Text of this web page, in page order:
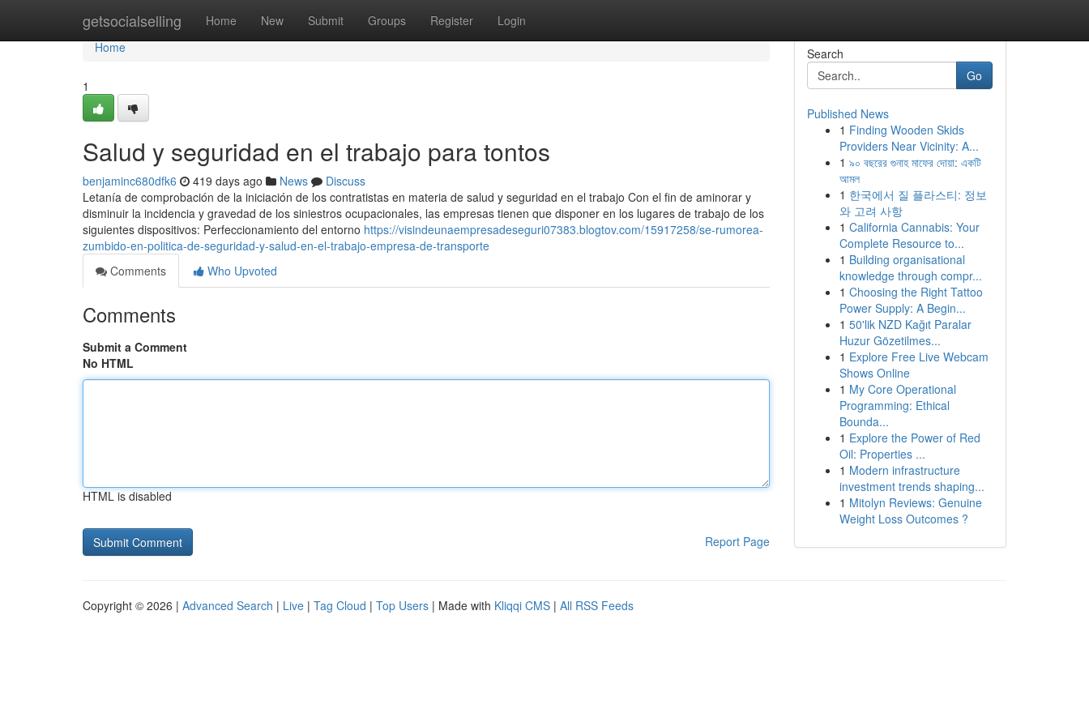
getsocialselling Home New Submit Groups Register Login
Home
Home
1
Salud y seguridad en el trabajo para tontos
benjaminc680dfk6 419 days ago News
Discuss
Letanía de comprobación de la iniciación de los contratistas en materia de salud y seguridad en el trabajo Con el fin de aminorar y
disminuir la incidencia y gravedad de los siniestros ocupacionales, las empresas tienen que disponer en los lugares de trabajo de los
siguientes dispositivos: Perfeccionamiento del entorno https://visindeunaempresadeseguri07383.blogtov.com/15917258/se-rumorea-
zumbido-en-politica-de-seguridad-y-salud-en-el-trabajo-empresa-de-transporte
Comments
Who Upvoted
Comments
Submit a Comment
No HTML
HTML is disabled
Report Page
Search
Go
Published News
1 Finding Wooden Skids
Providers Near Vicinity: A...
1 ৯০ বছরের গুনাহ মাফের দোয়া: একটি
আমল
1 한국에서 질 플라스티: 정보
와 고려 사항
1 California Cannabis: Your
Complete Resource to...
1 Building organisational
knowledge through compr...
1 Choosing the Right Tattoo
Power Supply: A Begin...
1 50'lik NZD Kağıt Paralar
Huzur Gözetilmes...
1 Explore Free Live Webcam
Shows Online
1 My Core Operational
Programming: Ethical
Bounda...
1 Explore the Power of Red
Oil: Properties ...
1 Modern infrastructure
investment trends shaping...
1 Mitolyn Reviews: Genuine
Weight Loss Outcomes ?
Copyright © 2026 | Advanced Search | Live | Tag Cloud | Top Users | Made with Kliqqi CMS | All RSS Feeds